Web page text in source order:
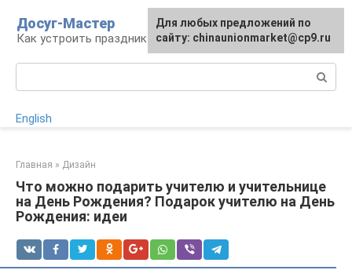
контенту
Досуг-Мастер
Как устроить праздник
English
Главная » Дизайн
Что можно подарить учителю и учительнице
на День Рождения? Подарок учителю на День
Рождения: идеи
Для любых предложений по
сайту: chinaunionmarket@cp9.ru
Для любых предложений по
сайту: chinaunionmarket@cp9.ru